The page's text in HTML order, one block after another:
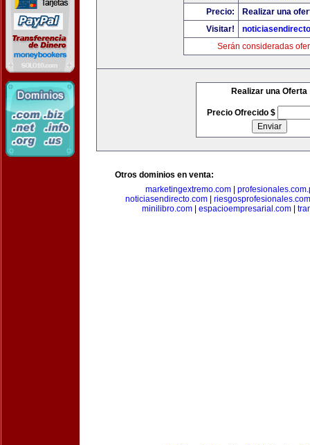
Precio:
Realizar una
Visitar!
Serán consideradas
Realizar una Oferta
Precio Ofrecido $
Otros dominios en venta:
marketingextremo.com|
noticiasendirecto.com
riesgosprofesionales.com
minilibro.com| espacioempresarial.com|